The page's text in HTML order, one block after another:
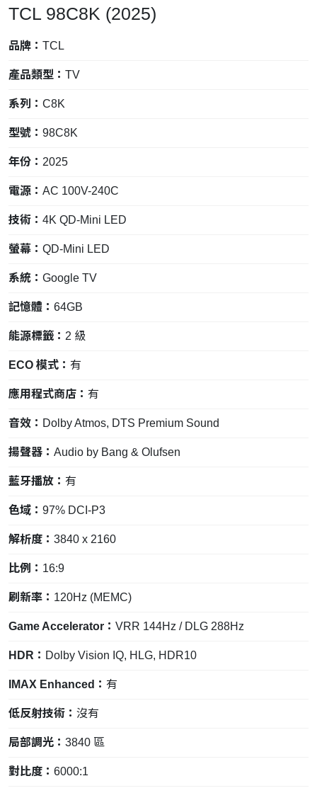
TCL 98C8K (2025)
品牌： TCL
產品類型： TV
系列： C8K
型號： 98C8K
年份： 2025
電源： AC 100V-240C
技術： 4K QD-Mini LED
螢幕： QD-Mini LED
系統： Google TV
記憶體： 64GB
能源標籤： 2 級
ECO 模式： 有
應用程式商店： 有
音效： Dolby Atmos, DTS Premium Sound
揚聲器： Audio by Bang & Olufsen
藍牙播放： 有
色域： 97% DCI-P3
解析度： 3840 x 2160
比例： 16:9
刷新率： 120Hz (MEMC)
Game Accelerator： VRR 144Hz / DLG 288Hz
HDR： Dolby Vision IQ, HLG, HDR10
IMAX Enhanced： 有
低反射技術： 沒有
局部調光： 3840 區
對比度： 6000:1